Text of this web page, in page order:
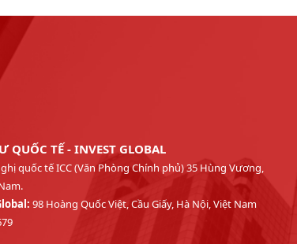
TẾ - INVEST GLOBAL
quốc tế ICC (Văn Phòng Chính phủ) 35 Hùng Vương,
98 Hoàng Quốc Việt, Cầu Giấy, Hà Nội, Việt Nam